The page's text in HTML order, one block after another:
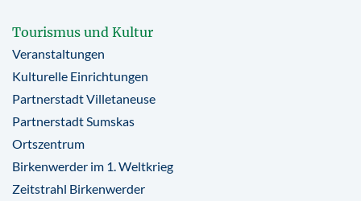
Tourismus und Kultur
Veranstaltungen
Kulturelle Einrichtungen
Partnerstadt Villetaneuse
Partnerstadt Sumskas
Ortszentrum
Birkenwerder im 1. Weltkrieg
Zeitstrahl Birkenwerder